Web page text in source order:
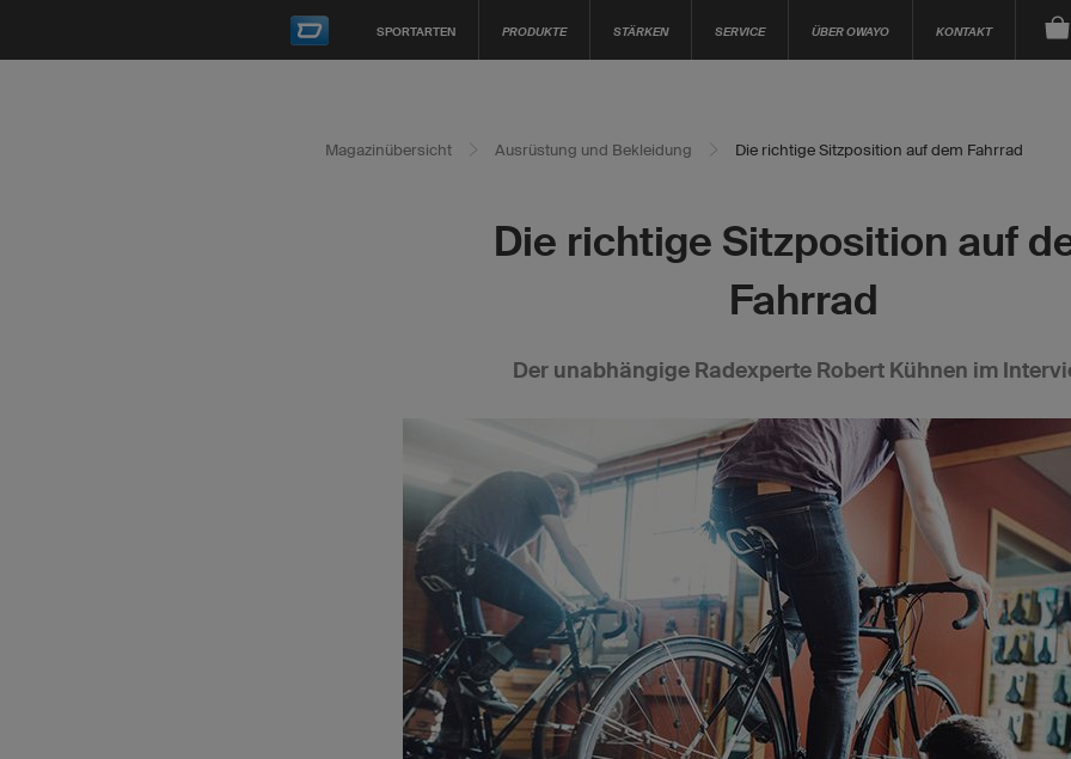
SPORTARTEN PRODUKTE STÄRKEN SERVICE ÜBER OWAYO KONTAKT
Magazinübersicht Ausrüstung und Bekleidung Die richtige Sitzposition auf dem Fahrrad
Die richtige Sitzposition auf
Fahrrad
Der unabhängige Radexperte Robert Kühnen im